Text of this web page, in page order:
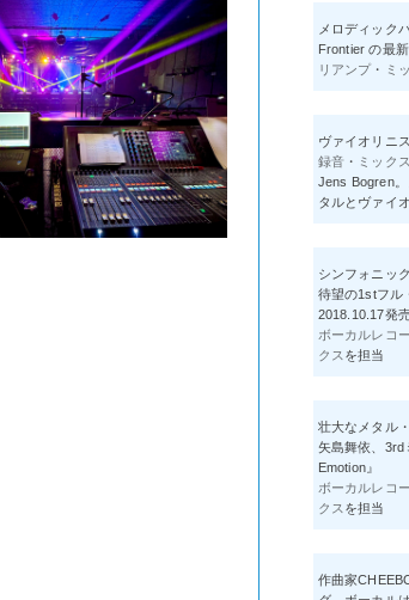
メロディック
Frontier の最
リアンプ・ ミ
ヴァイオリニ
録音・ ミックス
Jens Bogren
タルとヴァイ
シンフォニッ
待望の1stフル
2018.10.17発
ボーカルレコ
クス を担当
壮大なメタル
矢島舞依、3rd
Emotion』
ボーカルレコ
クス を担当
作曲家